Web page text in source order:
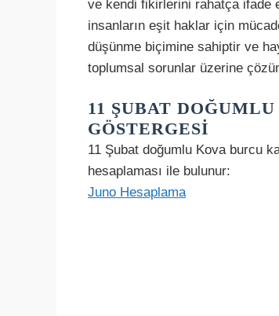
ve kendi fikirlerini rahatça ifade
insanların eşit haklar için
düşünme biçimine sahiptir ve
toplumsal sorunlar üzerine
11 ŞUBAT
GÖSTERGESI
11 Şubat doğumlu Kova burcu
hesaplaması ile bulunur:
Juno Hesaplama